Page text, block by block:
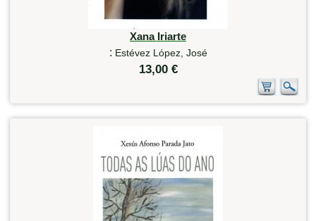
Xana Iriarte
: Estévez López, José
13,00 €